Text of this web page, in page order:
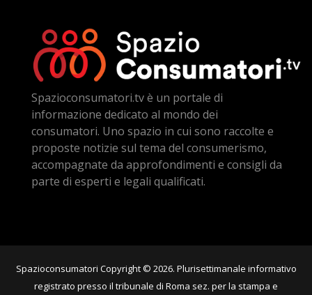
Spazioconsumatori.tv è un portale di
informazione dedicato al mondo dei
consumatori. Uno spazio in cui sono raccolte e
proposte notizie sul tema del consumerismo,
accompagnate da approfondimenti e consigli da
parte di esperti e legali qualificati.
Spazioconsumatori Copyright © 2026. Plurisettimanale informativo
registrato presso il tribunale di Roma sez. per la stampa e